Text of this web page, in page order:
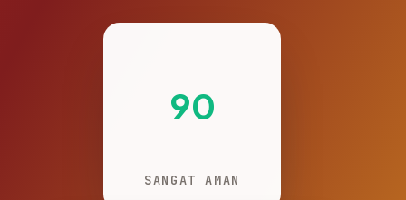
90
SANGAT AMAN